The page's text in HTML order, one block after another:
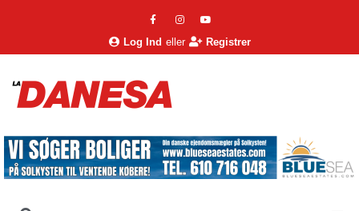
Log Ind eller Registrer